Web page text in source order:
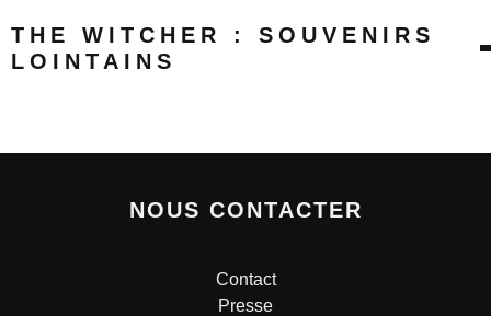
THE WITCHER : SOUVENIRS
LOINTAINS
NOUS CONTACTER
Contact
Presse